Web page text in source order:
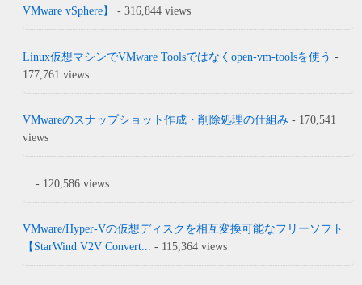
VMware vSphere】
- 316,844 views
Linux仮想マシンでVMware Toolsではなくopen-vm-toolsを使う -
177,761 views
VMwareのスナップショット作成・削除処理の仕組み - 170,541
views
- 120,586 views
VMware/Hyper-Vの仮想ディスクを相互変換可能なフリーソフト
【StarWind V2V Convert... - 115,364 views